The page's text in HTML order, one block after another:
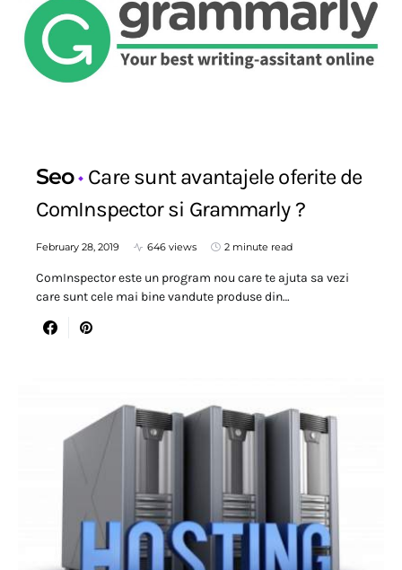
Seo Care sunt avantajele oferite de
ComInspector si Grammarly ?
February 28, 2019 646 views 2 minute read
ComInspector este un program nou care te ajuta sa vezi
care sunt cele mai bine vandute produse din…